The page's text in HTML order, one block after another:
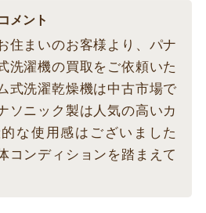
メント
住まいのお客様より、パナ
洗濯機の買取をご依頼いた
式洗濯乾燥機は中古市場で
ソニック製は人気の高いカ
な使用感はございました
コンディションを踏まえて